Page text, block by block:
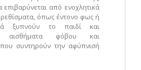
από ενοχλητικά
όπως έντονο φως ή
ξυπνούν το παιδί και
αισθήματα φόβου και
συντηρούν την αφύπνισή